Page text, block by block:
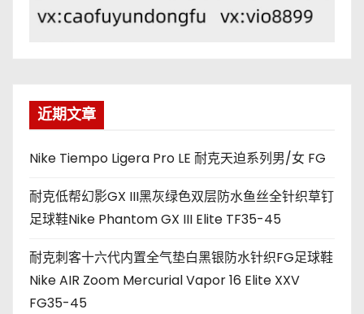
近期文章
Nike Tiempo Ligera Pro LE 耐克天迫系列男/女 FG
耐克低帮幻影GX III黑灰绿色双层防水鱼丝全针织草钉
足球鞋Nike Phantom GX III Elite TF35-45
耐克刺客十六代内置全气垫白黑银防水针织FG足球鞋
Nike AIR Zoom Mercurial Vapor 16 Elite XXV
FG35-45